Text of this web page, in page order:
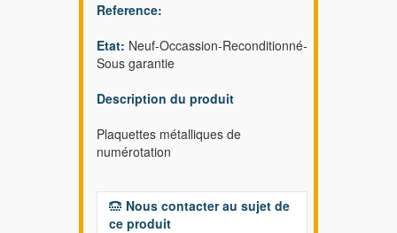
Reference:
Etat: Neuf-Occassion-Reconditionné-
Sous garantie
Description du produit
Plaquettes métalliques de
numérotation
Nous contacter au sujet de
ce produit